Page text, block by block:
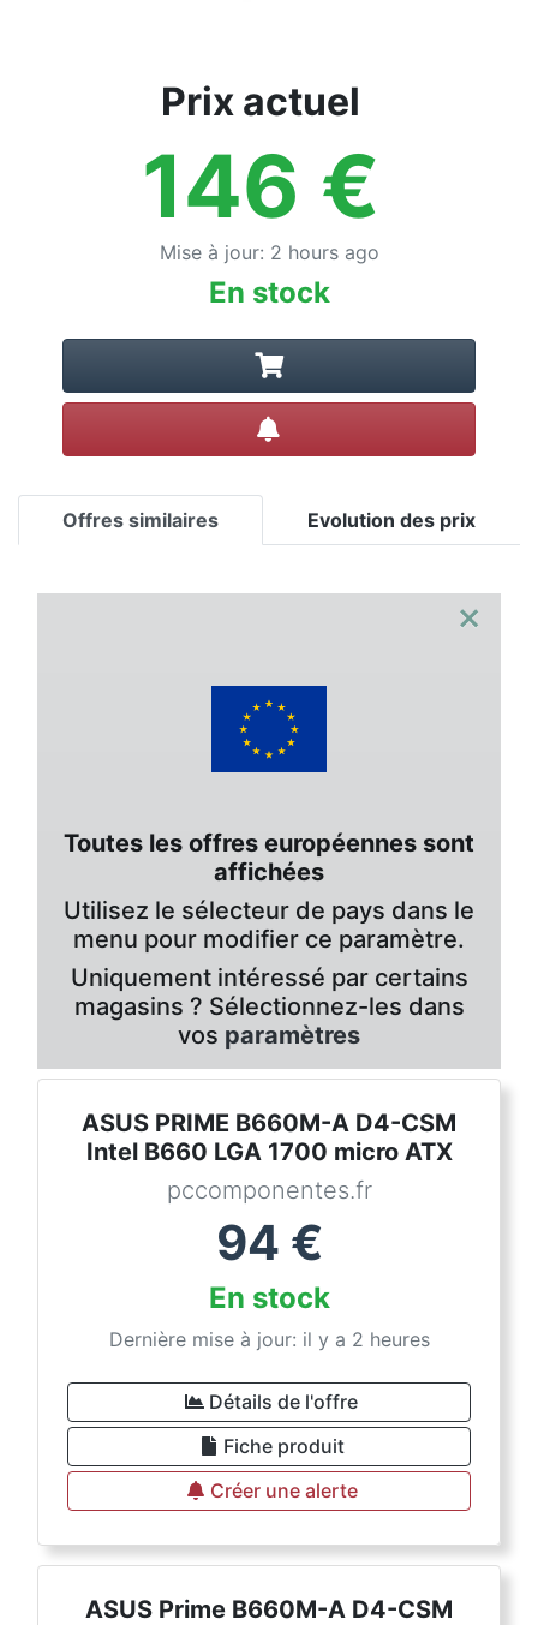
Prix actuel
146 €
Mise à jour: 2 hours ago
En stock
Offres similaires Evolution des prix
×
Toutes les offres européennes sont
affichées
Utilisez le sélecteur de pays dans le
menu pour modifier ce paramètre.
Uniquement intéressé par certains
magasins ? Sélectionnez-les dans
vos paramètres
ASUS PRIME B660M-A D4-CSM
Intel B660 LGA 1700 micro ATX
pccomponentes.fr
94 €
En stock
Dernière mise à jour: il y a 2 heures
Détails de l'offre
Fiche produit
Créer une alerte
ASUS Prime B660M-A D4-CSM